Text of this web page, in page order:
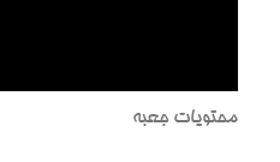
محتويات جعبه